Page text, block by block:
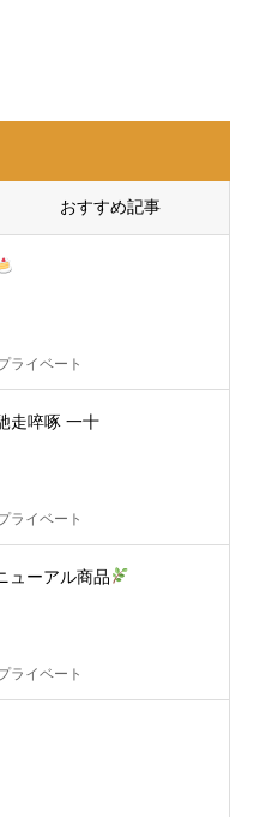
おすすめ記事
ライベート
走啐啄 一十
ライベート
ューアル商品
ライベート